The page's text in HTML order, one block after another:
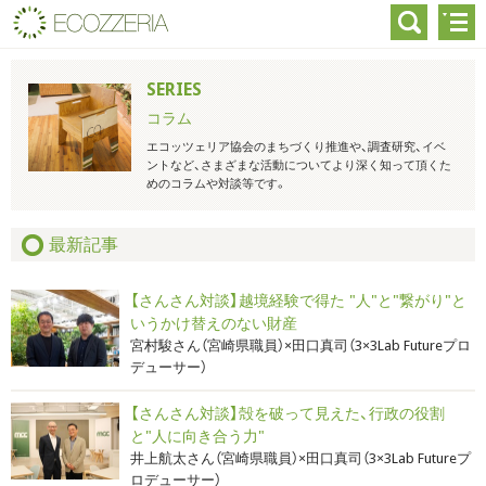
SERIES
コラム
エコッツェリア協会のまちづくり推進や、調査研究、イベ
ントなど、さまざまな活動についてより深く知って頂くた
めのコラムや対談等です。
最新記事
【さんさん対談】越境経験で得た "人"と"繋がり"と
いうかけ替えのない財産
宮村駿さん（宮崎県職員）×田口真司（3×3Lab Futureプロ
デューサー）
【さんさん対談】殻を破って見えた、行政の役割
と"人に向き合う力"
井上航太さん（宮崎県職員）×田口真司（3×3Lab Futureプ
ロデューサー）